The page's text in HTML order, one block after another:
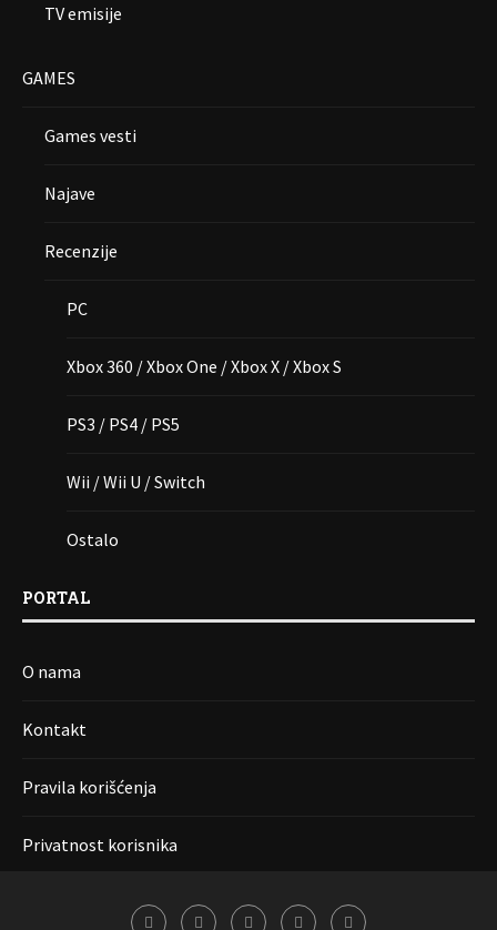
TV emisije
GAMES
Games vesti
Najave
Recenzije
PC
Xbox 360 / Xbox One / Xbox X / Xbox S
PS3 / PS4 / PS5
Wii / Wii U / Switch
Ostalo
PORTAL
O nama
Kontakt
Pravila korišćenja
Privatnost korisnika